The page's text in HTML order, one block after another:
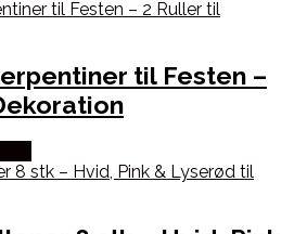
til Festen –